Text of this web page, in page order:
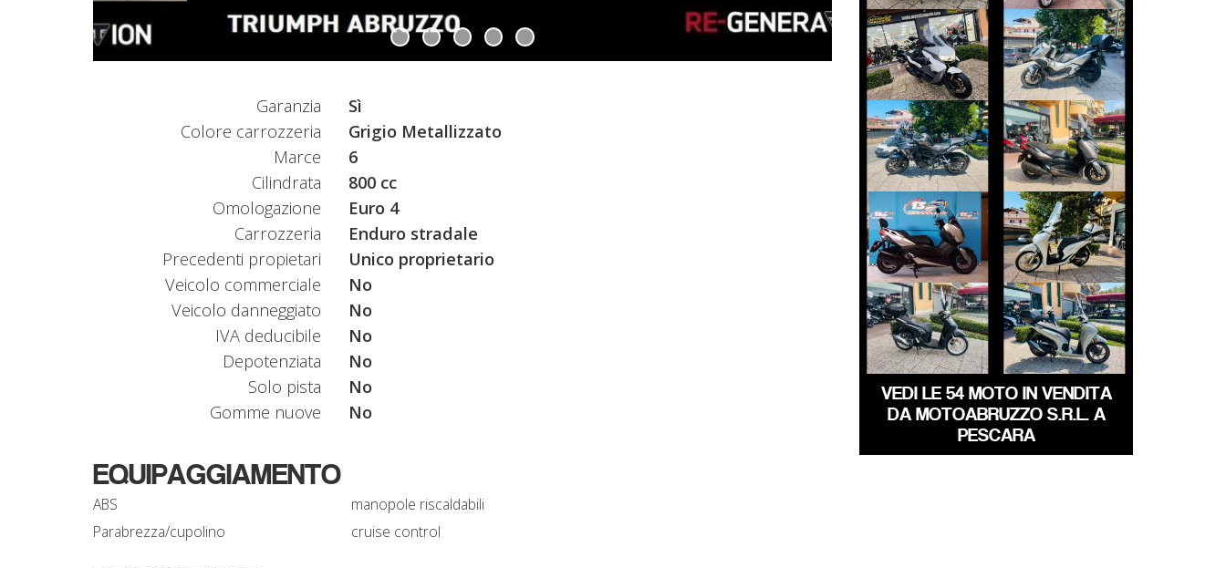
Garanzia
Sì
Colore carrozzeria
Grigio Metallizzato
Marce
6
Cilindrata
800 cc
Omologazione
Euro 4
Carrozzeria
Enduro stradale
Precedenti propietari
Unico proprietario
Veicolo commerciale
No
Veicolo danneggiato
No
IVA deducibile
No
Depotenziata
No
Solo pista
No
Gomme nuove
No
EQUIPAGGIAMENTO
ABS
Parabrezza/cupolino
manopole riscaldabili
cruise control
BMW SERIE-C
€ 4.390 €
HONDA ADV-350
€ 4.490 €
BENELLI TRK
€ 3.499 €
YAMAHA XMAX
€ 3.290 €
YAMAHA XMAX
€ 4.390 €
HONDA SH
€ 2.890 €
HONDA SH
€ 2.650 €
HONDA SH
€ 4.490 €
VEDI LE 54 MOTO IN VENDITA
DA MOTOABRUZZO S.R.L. A
PESCARA